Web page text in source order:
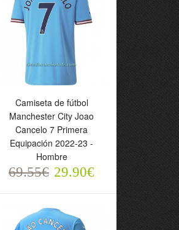
Camiseta de fútbol
Manchester City Joao
Cancelo 7 Primera
Equipación 2022-23 -
Hombre
69.55€ 29.90€
Camiseta de fútbol
Manchester City Joao
Cancelo 7 Primera
Equipación 2022-23 -
Hombre
69.55€ 29.90€